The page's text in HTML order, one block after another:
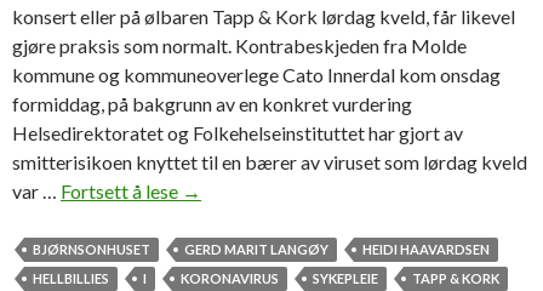
konsert eller på ølbaren Tapp & Kork lørdag kveld, får likevel
gjøre praksis som normalt. Kontrabeskjeden fra Molde
kommune og kommuneoverlege Cato Innerdal kom onsdag
formiddag, på bakgrunn av en konkret vurdering
Helsedirektoratet og Folkehelseinstituttet har gjort av
smitterisikoen knyttet til en bærer av viruset som lørdag kveld
var … Fortsett å lese K
r
o
→
BJØRNSONHUSET GERD MARIT LANGØY
HEIDI HAAVARDSEN
HELLBILLIES
I KORONAVIRUS SYKEPLEIE
TAPP & KORK